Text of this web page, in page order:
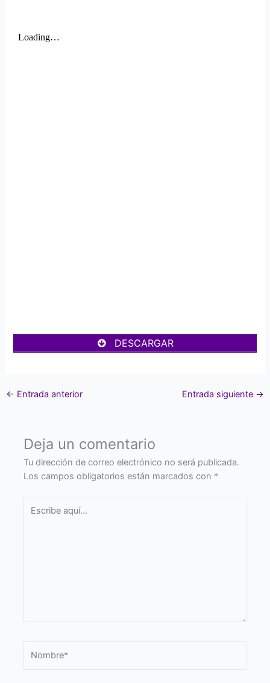
DESCARGAR
← Entrada anterior Entrada siguiente →
Deja un comentario
Tu dirección de correo electrónico no será publicada.
Los campos obligatorios están marcados con *
aquí...